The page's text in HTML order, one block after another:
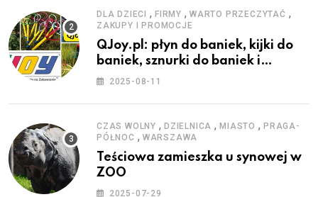
DLA DZIECI , FIRMY , WARTO PRZECZYTAĆ ,
ZAKUPY I PROMOCJE
QJoy.pl: płyn do baniek, kijki do
baniek, sznurki do baniek i
zestawy do baniek
2025-08-11
CZAS WOLNY , DZIELNICA ,MIASTO ,PRAGA-
PÓŁNOC , WARSZAWA
Teściowa zamieszka u synowej w
ZOO
2025-07-29